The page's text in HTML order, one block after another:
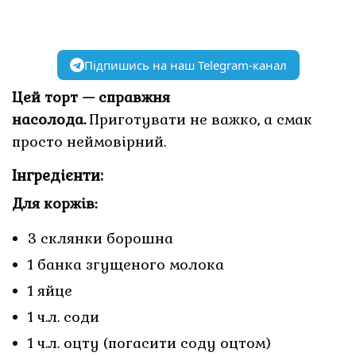
Підпишись на наш Telegram-канал
Цей торт — справжня
насолода.Приготувати не важко, а смак
просто неймовірний.
Інгредієнти:
Для коржів:
3 склянки борошна
1 банка згущеного молока
1 яйце
1 ч.л. соди
1 ч.л. оцту (погасити соду оцтом)